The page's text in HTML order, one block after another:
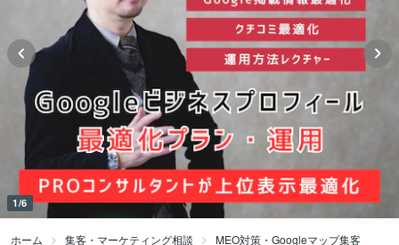
1/6
ホーム 集客・マーケティング相談 MEO対策・Googleマップ集客